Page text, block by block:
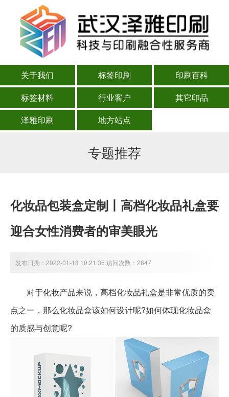
关于我们 标签印刷
印刷百科
标签材料
行业客户
其它印品
泽雅印刷
地方站点
专题推荐
化妆品包装盒定制丨高档化妆品礼盒要
迎合女性消费者的审美眼光
发布日期：2022-01-18 10:21:35 访问次数：2847
对于化妆产品来说，高档化妆品礼盒是非常优质的卖
点之一，那么化妆品盒该如何设计呢?如何体现化妆品盒
的质感与创意呢?